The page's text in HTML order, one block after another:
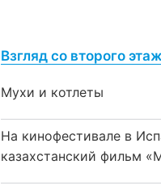
Взгляд со второго
Мухи и котлеты
На кинофестивале в
казахстанский фильм